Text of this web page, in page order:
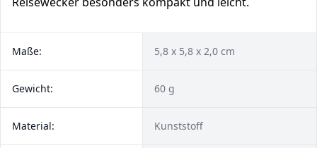
Maße: 5,8 x 5,8 x 2,0 cm
Gewicht: 60 g
Material: Kunststoff